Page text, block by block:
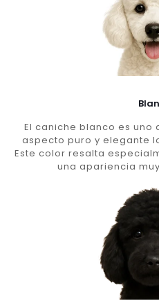
El caniche blanco es uno
aspecto puro y elegante
Este color resalta
una apariencia